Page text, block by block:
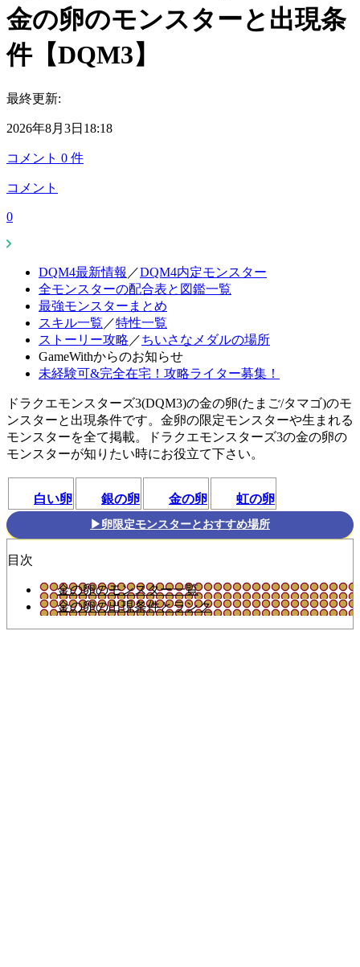
金の卵のモンスターと出現条
件【DQM3】
最終更新:
2026年8月3日18:18
コメント 0 件
コメント
0
DQM4最新情報 ／DQM4内定モンスター
全モンスターの配合表と図鑑一覧
最強モンスターまとめ
スキル一覧 ／特性一覧
ストーリー攻略 ／ちいさなメダルの場所
GameWithからのお知らせ
未経験可&完全在宅！攻略ライター募集！
ドラクエモンスターズ3(DQM3)の金の卵(たまご/タマゴ)のモ
ンスターと出現条件です。金卵の限定モンスターや生まれる
モンスターを全て掲載。ドラクエモンスターズ3の金の卵の
モンスターが知りたい時にお役立て下さい。
白い卵 銀の卵 金の卵 虹の卵
▶卵限定モンスターとおすすめ場所
目次
金の卵のモンスター一覧
金の卵の出現条件とランク